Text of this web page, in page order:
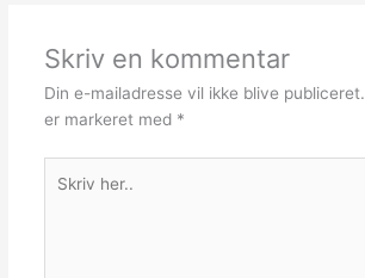
Skriv en kommentar
Din e-mailadresse vil ikke blive publiceret.
er markeret med *
her..